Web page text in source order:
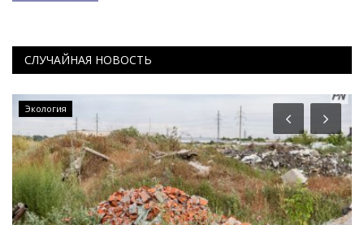
СЛУЧАЙНАЯ НОВОСТЬ
Экология